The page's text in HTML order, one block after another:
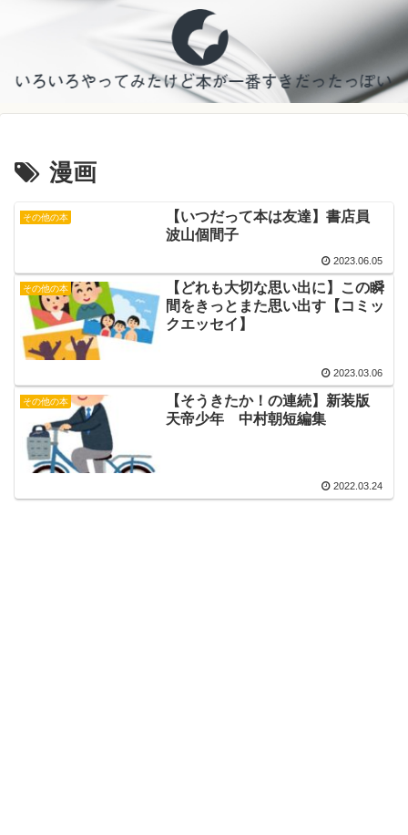
漫画
その他の本
【いつだって本は友達】書店員
波山個間子
2023.06.05
その他の本
【どれも大切な思い出に】この瞬
間をきっとまた思い出す【コミッ
クエッセイ】
2023.03.06
その他の本
【そうきたか！の連続】新装版
天帝少年 中村朝短編集
2022.03.24